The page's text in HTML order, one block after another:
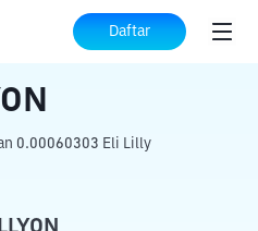
Daftar
ke LLYON
0.00060303 Eli Lilly
LLYON